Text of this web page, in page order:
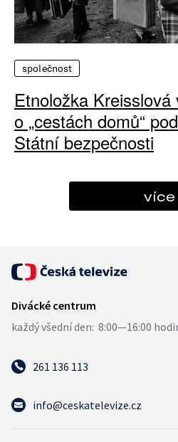
společnost
Etnoložka
o „cestách domů“
Státní bezpečnosti
více
261 136 113
info@ceskatelevize.cz